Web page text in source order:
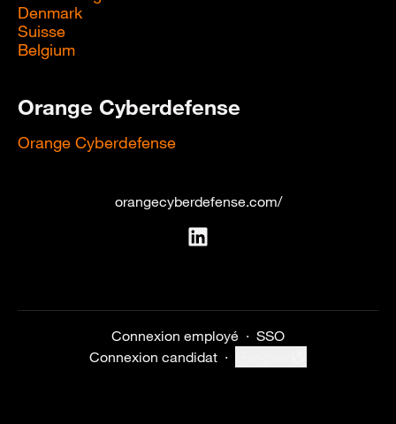
Denmark
Suisse
Belgium
Orange Cyberdefense
Orange Cyberdefense
orangecyberdefense.com/
Connexion employé · SSO
Connexion candidat ·
Changer la langue